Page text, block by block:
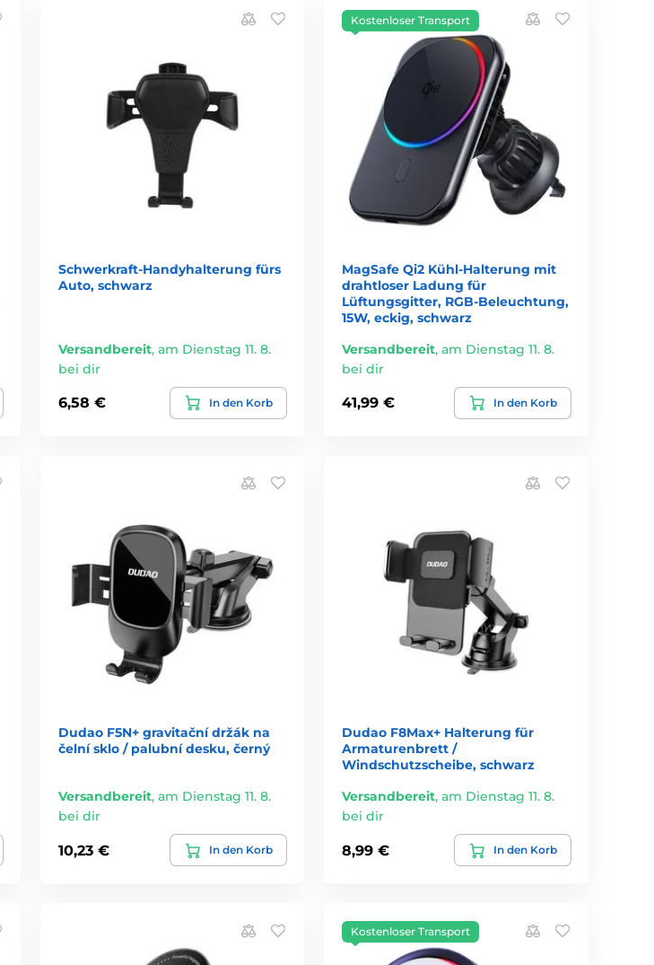
Schwerkraft-Handyhalterung fürs
Auto, schwarz
Versandbereit, am Dienstag 11. 8.
bei dir
6,58 € In den Korb
Kostenloser Transport
MagSafe Qi2 Kühl-Halterung mit
drahtloser Ladung für
Lüftungsgitter, RGB-Beleuchtung,
15W, eckig, schwarz
Versandbereit,am Dienstag 11. 8.
bei dir
41,99 € In den Korb
Dudao F5N+ gravitační držák na
čelní sklo / palubní desku, černý
Versandbereit, am Dienstag 11. 8.
bei dir
10,23 € In den Korb
Dudao F8Max+ Halterung für
Armaturenbrett /
Windschutzscheibe, schwarz
Versandbereit,am Dienstag 11. 8.
bei dir
8,99 € In den Korb
Kostenloser Transport